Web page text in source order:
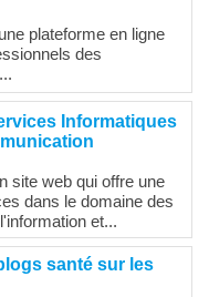
plateforme en ligne
des
Informatiques
site web qui offre une
dans le domaine des
et...
santé sur les